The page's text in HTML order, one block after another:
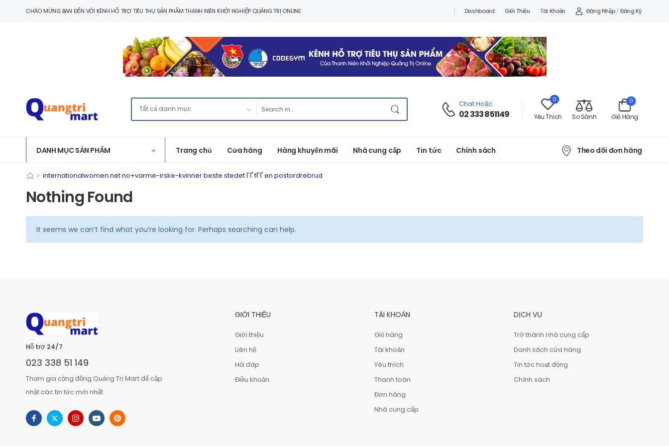
CHÀO MỪNG BẠN ĐẾN VỚI KÊNH HỖ TRỢ TIÊU THỤ SẢN PHẨM THANH NIÊN KHỞI NGHIỆP QUẢNG TRỊ ONLINE Dashboard Giới Thiệu Tài Khoản Đăng Nhập / Đăng Ký
Chat Hoặc :
02 333 851149
0
Yêu Thích So Sánh Giỏ Hàng
0
DANH MỤC SẢN PHẨM Trang chủ Cửa hàng Hàng khuyến mãi Nhà cung cấp Tin tức Chính sách Theo dõi đơn hàng
> internationalwomen.net no+varme-irske-kvinner beste stedet ГҐ fГҐ en postordrebrud
Nothing Found
It seems we can’t find what you’re looking for. Perhaps searching can help.
Hỗ trợ 24/7
023 338 51 149
Tham gia cộng đồng Quảng Trị Mart để cập
nhật các tin tức mới nhất
GIỚI THIỆU
Giới thiệu
Liên hệ
Hỏi đáp
Điều khoản
TÀI KHOẢN
Giỏ hàng
Tài khoản
Yêu thích
Thanh toán
Đơn hàng
Nhà cung cấp
DỊCH VỤ
Trở thành nhà cung cấp
Danh sách cửa hàng
Tin tức hoạt động
Chính sách